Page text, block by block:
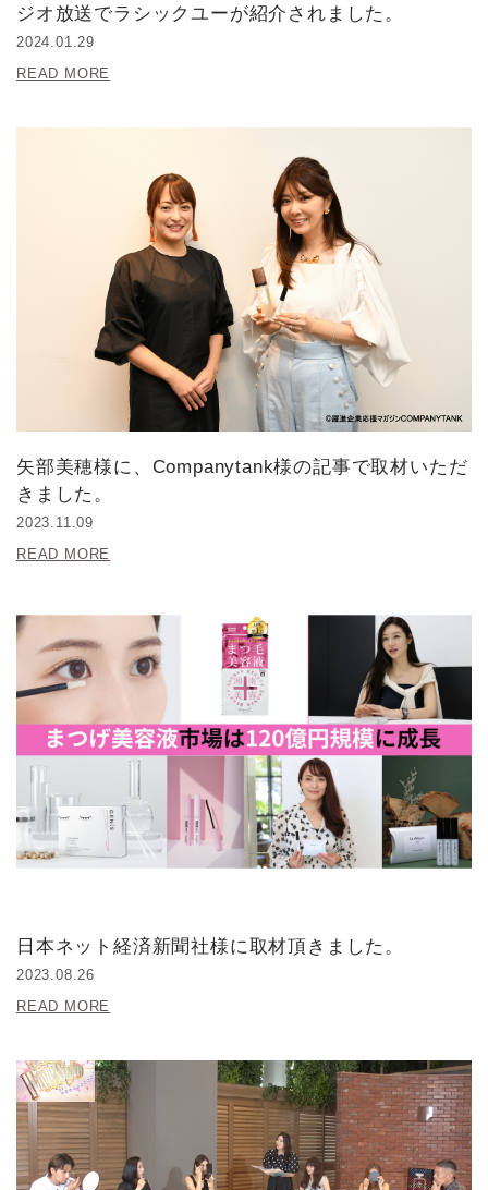
ジオ放送でラシックユーが紹介されました。
2024.01.29
READ MORE
矢部美穂様に、Companytank様の記事で取材いただ
きました。
2023.11.09
READ MORE
日本ネット経済新聞社様に取材頂きました。
2023.08.26
READ MORE